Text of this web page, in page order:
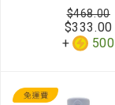
$333.00
500
$468.00